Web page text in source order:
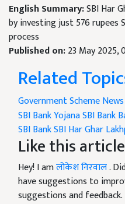
English Summary:SBI Har
by investing just 576 rupees
process
Published on:23 May 2025,
Related
Government Scheme
SBI Bank YojanaSBI Bank
SBI BankSBI Har Ghar
Like this
Hey! I amलोकेश निरवाल.
have suggestions to
suggestions and feedback.